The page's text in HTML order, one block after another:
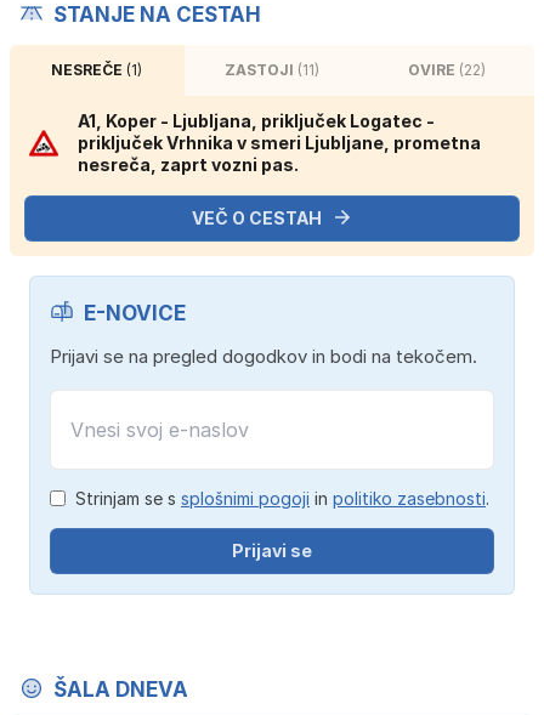
STANJE NA CESTAH
NESREČE(1) ZASTOJI (11) OVIRE (22)
A1, Koper - Ljubljana, priključek Logatec -
priključek Vrhnika v smeri Ljubljane, prometna
nesreča, zaprt vozni pas.
VEČ O CESTAH
E-NOVICE
Prijavi se na pregled dogodkov in bodi na tekočem.
Strinjam se s splošnimi pogoji in politiko zasebnosti.
Prijavi se
ŠALA DNEVA